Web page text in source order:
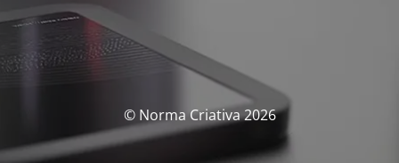
© Norma Criativa 2026